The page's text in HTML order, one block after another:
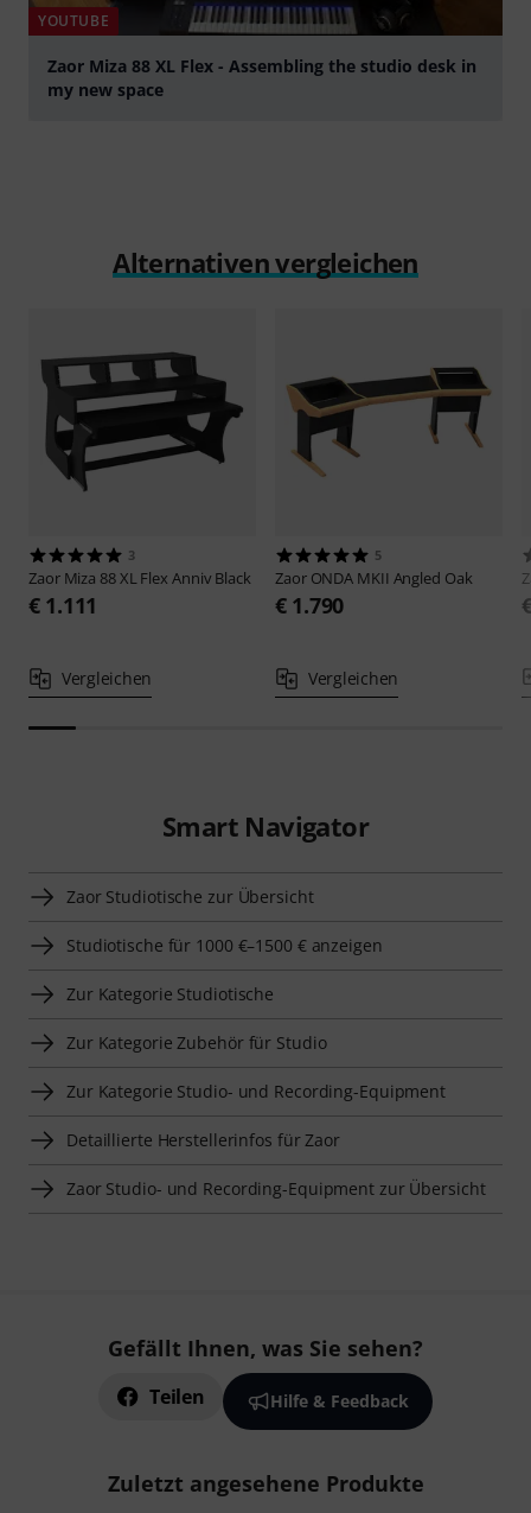
YOUTUBE
Zaor Miza 88 XL Flex - Assembling the studio desk in
my new space
Alternativen vergleichen
3
Zaor Miza 88 XL Flex Anniv Black
€ 1.111
Vergleichen
5
Zaor ONDA MKII Angled Oak
€ 1.790
Vergleichen
Smart Navigator
Zaor Studiotische zur Übersicht
Studiotische für 1000 €–1500 € anzeigen
Zur Kategorie Studiotische
Zur Kategorie Zubehör für Studio
Zur Kategorie Studio- und Recording-Equipment
Detaillierte Herstellerinfos für Zaor
Zaor Studio- und Recording-Equipment zur Übersicht
Gefällt Ihnen, was Sie sehen?
Teilen Hilfe & Feedback
Zuletzt angesehene Produkte